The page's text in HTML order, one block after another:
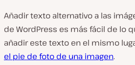
Añadir texto alternativo a las
de WordPress es más fácil de lo
añadir este texto en el mismo
el pie de foto de una imagen.